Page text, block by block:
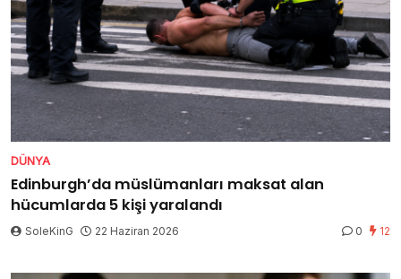
DÜNYA
Edinburgh’da müslümanları maksat alan
hücumlarda 5 kişi yaralandı
SoleKinG 22 Haziran 2026 0 12